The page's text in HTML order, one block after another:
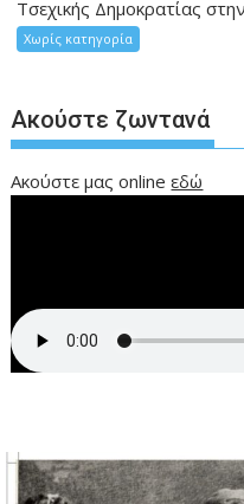
Τσεχικής Δημοκρατίας
Χωρίς κατηγορία
Ακούστε ζωντανά
Ακούστε μας onlineεδώ